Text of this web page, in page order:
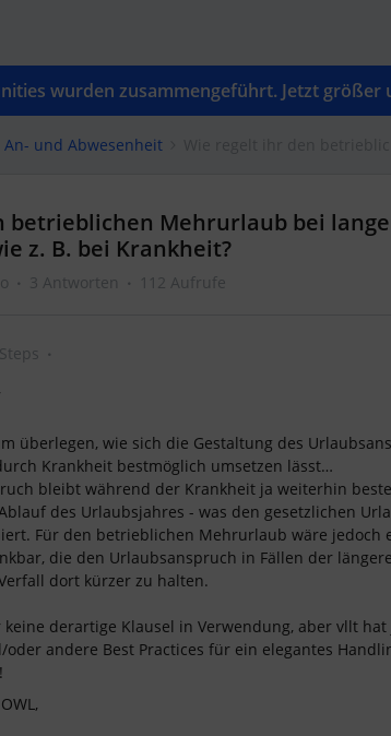
wurden zusammengeführt. Jetzt
An- und Abwesenheit
betrieblichen Mehrurlaub bei
z. B. bei Krankheit?
3 Antworten 112 Aufrufe
überlegen, wie sich die Gestaltung des
Krankheit bestmöglich umsetzen lässt…
bleibt während der Krankheit ja weiterhin
des Urlaubsjahres - was den gesetzlichen
Für den betrieblichen Mehrurlaub wäre jedoch
die den Urlaubsanspruch in Fällen der
dort kürzer zu halten.
derartige Klausel in Verwendung, aber vllt
andere Best Practices für ein elegantes